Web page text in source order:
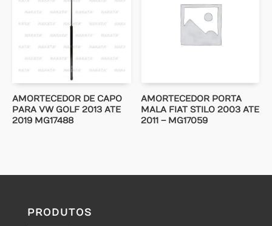
AMORTECEDOR DE CAPO
PARA VW GOLF 2013 ATE
2019 MG17488
AMORTECEDOR PORTA
MALA FIAT STILO 2003 ATE
2011 – MG17059
PRODUTOS